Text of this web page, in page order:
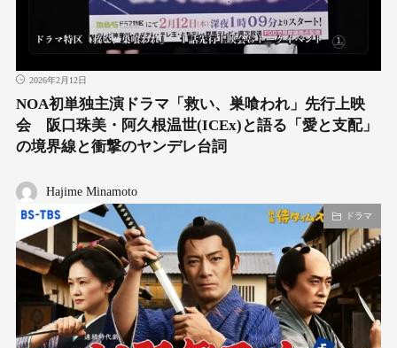
2026年2月12日
NOA初単独主演ドラマ「救い、巣喰われ」先行上映
会 阪口珠美・阿久根温世(ICEx)と語る「愛と支配」
の境界線と衝撃のヤンデレ台詞
Hajime Minamoto
ドラマ